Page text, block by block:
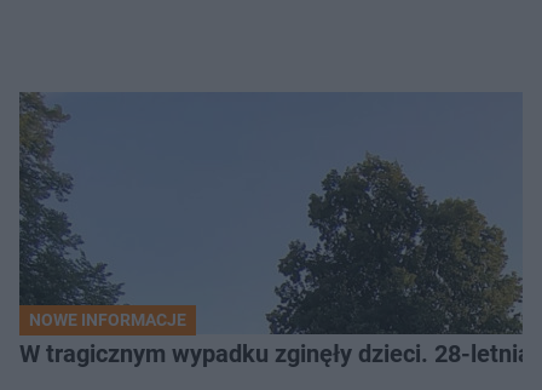
NOWE INFORMACJE
W tragicznym wypadku zginęły dzieci. 28-